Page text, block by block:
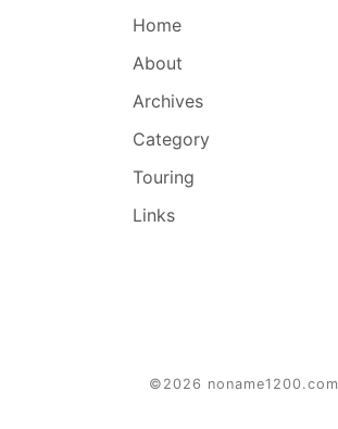
Home
About
Archives
Category
Touring
Links
©2026 noname1200.com